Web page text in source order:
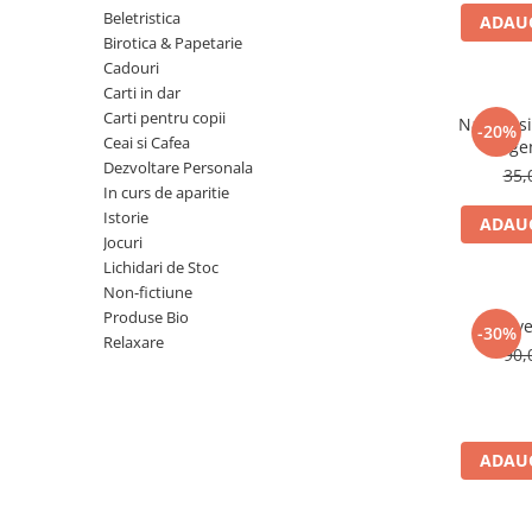
Numerologie
Paranormal
Parapsihologie
ReConnect
ScienceConnection
SelfConnect
Beletristica
Birotica & Papetarie
Cadouri
Carti in dar
Carti pentru copii
Ceai si Cafea
Dezvoltare Personala
In curs de aparitie
Istorie
Jocuri
Lichidari de Stoc
Non-fictiune
Produse Bio
Relaxare
-20%
Natura
-30%